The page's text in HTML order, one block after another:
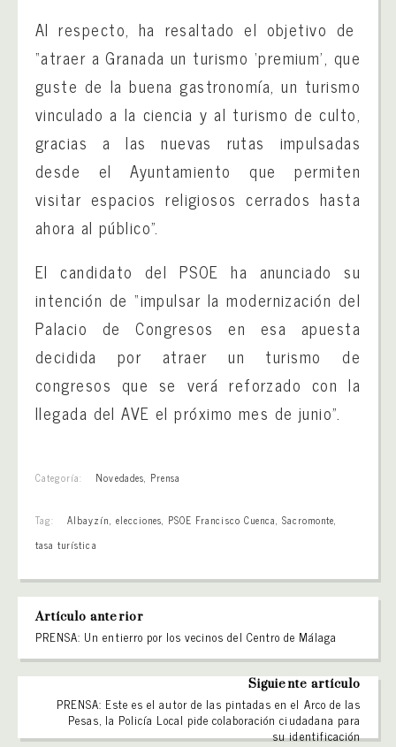
Al respecto, ha resaltado el objetivo de
“atraer a Granada un turismo ‘premium’, que
guste de la buena gastronomía, un turismo
vinculado a la ciencia y al turismo de culto,
gracias a las nuevas rutas impulsadas
desde el Ayuntamiento que permiten
visitar espacios religiosos cerrados hasta
ahora al público”.
El candidato del PSOE ha anunciado su
intención de “impulsar la modernización del
Palacio de Congresos en esa apuesta
decidida por atraer un turismo de
congresos que se verá reforzado con la
llegada del AVE el próximo mes de junio”.
Categoría: Novedades, Prensa
Tag: Albayzín, elecciones, PSOE Francisco Cuenca,Sacromonte,
tasa turística
Artículo anterior
PRENSA: Un entierro por los vecinos del Centro de Málaga
Siguiente artículo
PRENSA: Este es el autor de las pintadas en el Arco de las
Pesas, la Policía Local pide colaboración ciudadana para
su identificación